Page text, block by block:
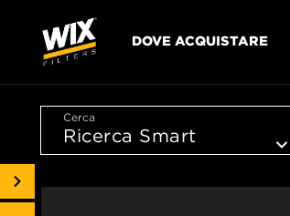
DOVE ACQUISTARE
Cerca